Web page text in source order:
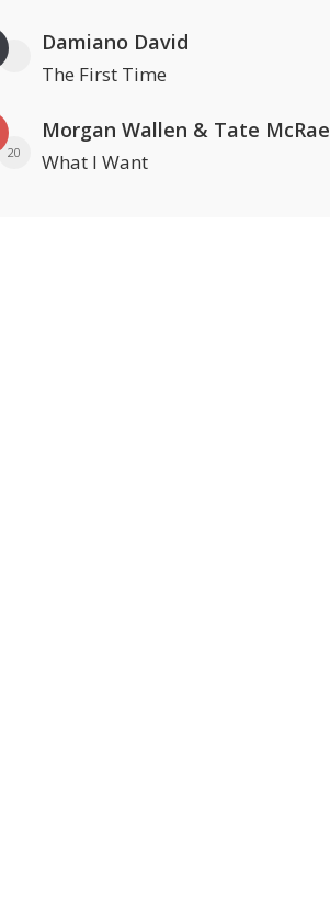
Damiano David
The First Time
20
Morgan Wallen & Tate McRae
What I Want